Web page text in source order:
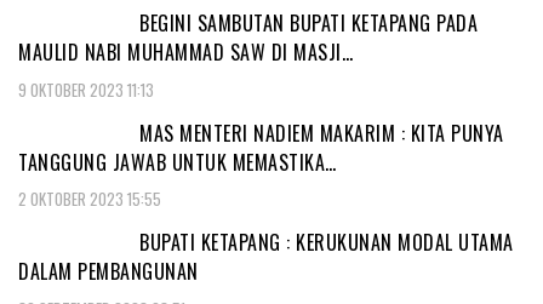
BEGINI SAMBUTAN BUPATI KETAPANG PADA
MAULID NABI MUHAMMAD SAW DI MASJI…
9 OKTOBER 2023 11:13
MAS MENTERI NADIEM MAKARIM : KITA PUNYA
TANGGUNG JAWAB UNTUK MEMASTIKA…
2 OKTOBER 2023 15:55
BUPATI KETAPANG : KERUKUNAN MODAL UTAMA
DALAM PEMBANGUNAN